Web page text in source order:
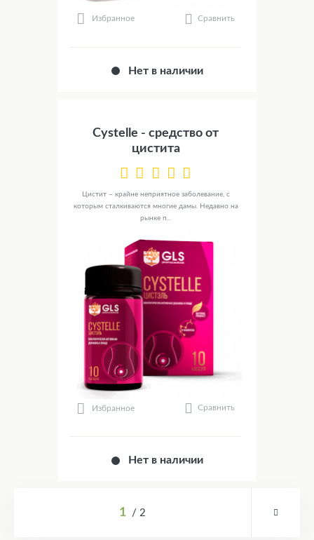
Избранное Сравнить
Нет в наличии
Cystelle - средство от
цистита
Цистит – крайне неприятное заболевание, с
которым сталкиваются многие дамы. Недавно на
рынке п...
Избранное Сравнить
Нет в наличии
1 2